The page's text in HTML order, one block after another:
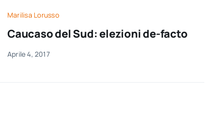
Marilisa Lorusso
Caucaso del Sud: elezioni de-facto
Aprile 4, 2017